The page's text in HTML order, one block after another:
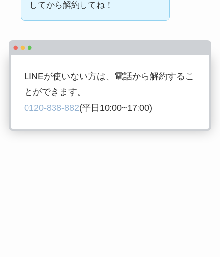
してから解約してね！
LINEが使いない方は、電話から解約するこ
とができます。
0120-838-882(平日10:00~17:00)